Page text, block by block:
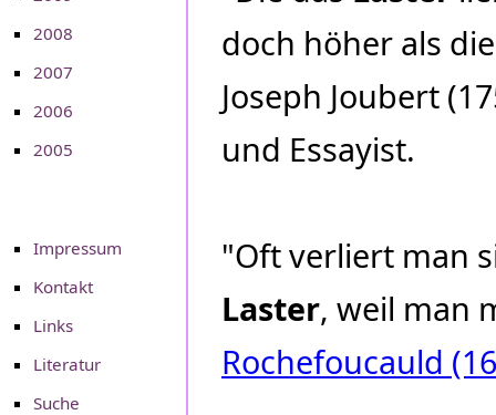
2008
2007
2006
2005
Impressum
Kontakt
Links
Literatur
Suche
doch höher als
Joseph Joubert
und Essayist.
"Oft verliert man
Laster, weil man
Rochefoucauld